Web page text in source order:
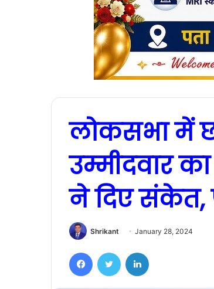
लोकसभा में
उम्मीदवार
ने दिए संकेत,
Shrikant January 28, 2024